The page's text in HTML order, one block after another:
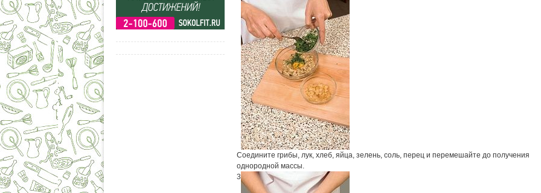
Соедините грибы, лук, хлеб, яйца, зелень, соль, перец и перемешайте до получения
однородной массы.
3